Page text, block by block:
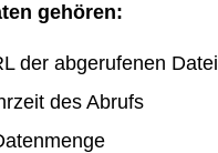
gehören:
der abgerufenen Datei
des Abrufs